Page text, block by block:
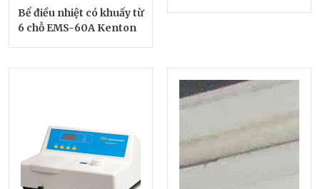
Bể điều nhiệt có khuấy từ
6 chỗ EMS-60A Kenton